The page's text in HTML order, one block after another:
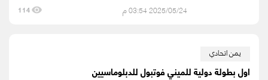
2025/05/24 03:54 م 114
يمن اتحادي
اول بطولة دولية للميني فوتبول للدبلوماسيين